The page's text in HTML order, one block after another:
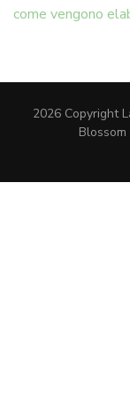
come vengono
2026 Copyright